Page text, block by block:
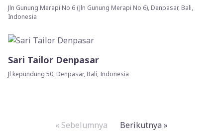
Jln Gunung Merapi No 6 (Jln Gunung Merapi No 6), Denpasar, Bali,
Indonesia
Sari Tailor Denpasar
Jl kepundung 50, Denpasar, Bali, Indonesia
« Sebelumnya Berikutnya »